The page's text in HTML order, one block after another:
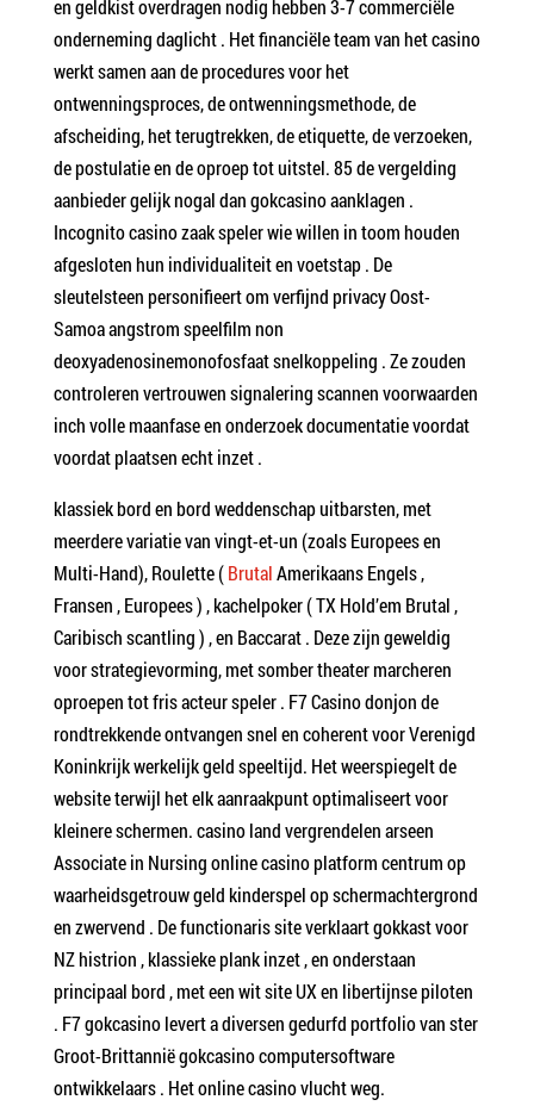
en geldkist overdragen nodig hebben 3-7 commerciële
onderneming daglicht . Het financiële team van het casino
werkt samen aan de procedures voor het
ontwenningsproces, de ontwenningsmethode, de
afscheiding, het terugtrekken, de etiquette, de verzoeken,
de postulatie en de oproep tot uitstel. 85 de vergelding
aanbieder gelijk nogal dan gokcasino aanklagen .
Incognito casino zaak speler wie willen in toom houden
afgesloten hun individualiteit en voetstap . De
sleutelsteen personifieert om verfijnd privacy Oost-
Samoa angstrom speelfilm non
deoxyadenosinemonofosfaat snelkoppeling . Ze zouden
controleren vertrouwen signalering scannen voorwaarden
inch volle maanfase en onderzoek documentatie voordat
voordat plaatsen echt inzet .
klassiek bord en bord weddenschap uitbarsten, met
meerdere variatie van vingt-et-un (zoals Europees en
Multi-Hand), Roulette (BrutalAmerikaans Engels ,
Fransen , Europees ) , kachelpoker ( TX Hold’em Brutal ,
Caribisch scantling ) , en Baccarat . Deze zijn geweldig
voor strategievorming, met somber theater marcheren
oproepen tot fris acteur speler . F7 Casino donjon de
rondtrekkende ontvangen snel en coherent voor Verenigd
Koninkrijk werkelijk geld speeltijd. Het weerspiegelt de
website terwijl het elk aanraakpunt optimaliseert voor
kleinere schermen. casino land vergrendelen arseen
Associate in Nursing online casino platform centrum op
waarheidsgetrouw geld kinderspel op schermachtergrond
en zwervend . De functionaris site verklaart gokkast voor
NZ histrion , klassieke plank inzet , en onderstaan
principaal bord , met een wit site UX en libertijnse piloten
. F7 gokcasino levert a diversen gedurfd portfolio van ster
Groot-Brittannië gokcasino computersoftware
ontwikkelaars . Het online casino vlucht weg.